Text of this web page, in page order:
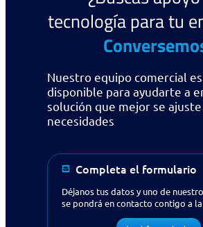
tecnología para tu
Nuestro equipo comercial
disponible para ayudarte a
solución que mejor se
necesidades
Completa el formulario
Déjanos tus datos y uno de
se pondrá en contacto contigo a